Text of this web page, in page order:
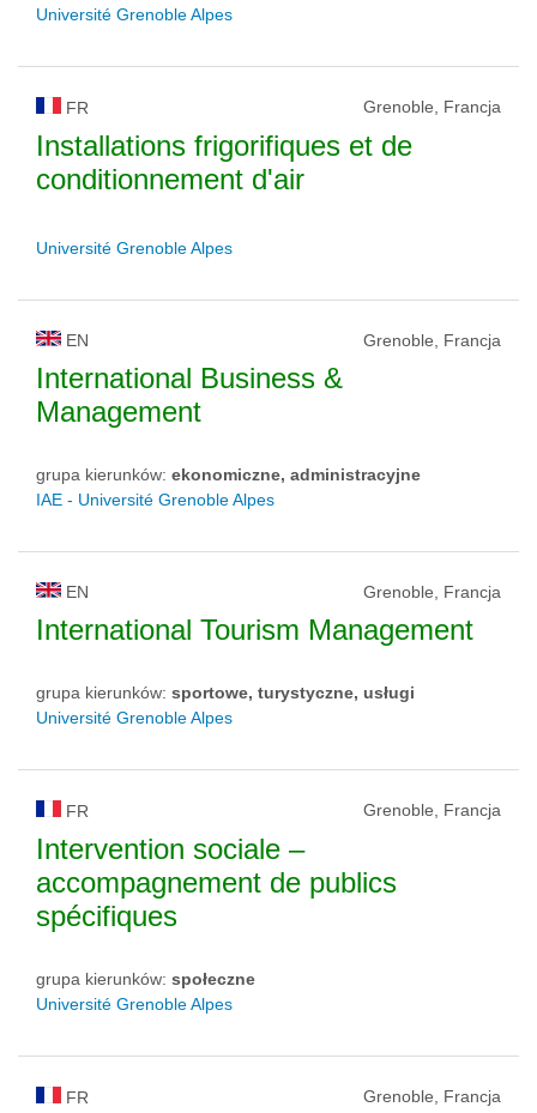
Université Grenoble Alpes
FR Grenoble, Francja
Installations frigorifiques et de
conditionnement d'air
Université Grenoble Alpes
EN Grenoble, Francja
International Business &
Management
grupa kierunków: ekonomiczne, administracyjne
IAE - Université Grenoble Alpes
EN Grenoble, Francja
International Tourism Management
grupa kierunków: sportowe, turystyczne, usługi
Université Grenoble Alpes
FR Grenoble, Francja
Intervention sociale –
accompagnement de publics
spécifiques
grupa kierunków: społeczne
Université Grenoble Alpes
FR Grenoble, Francja